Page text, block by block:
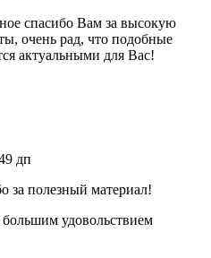
спасибо Вам за высокую
очень рад, что подобные
актуальными для Вас!
дп
за полезный материал!
удовольствием